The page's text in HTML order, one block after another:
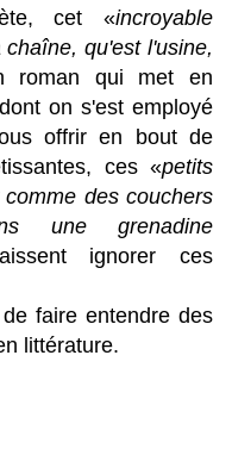
cet «incroyable
qu'est l'usine,
roman qui met en
dont on s'est employé
offrir en bout de
ces «petits
des couchers
une grenadine
ignorer ces
faire entendre des
littérature.